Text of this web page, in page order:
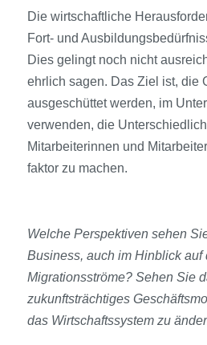
Die wirtschaftliche
Fort- und
Dies gelingt noch nicht
ehrlich sagen. Das Ziel ist, die
ausgeschüttet werden, im
verwenden, die
Mitarbeiterinnen und
faktor zu machen.
Welche Perspektiven sehen
Business, auch im Hinblick auf
Migrationsströme? Sehen Sie
zukunftsträchtiges
das Wirtschaftssystem zu